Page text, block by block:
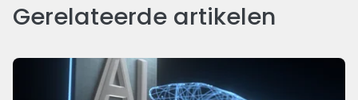
Gerelateerde artikelen